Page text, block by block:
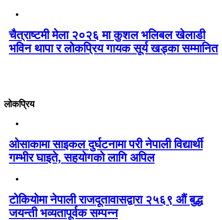
चैत्राष्टमी मेला २०२६ मा कुशल भलिबल खेलाडी
भविन थापा र लोकप्रिय गायक सूर्य खड्का सम्मानित
लोकप्रिय
ओसाकामा साइकल दुर्घटनामा परी नेपाली विद्यार्थी
गम्भीर घाइते, सहयोगको लागि अपिल
टोकियोमा नेपाली राजदूतावासद्वारा २५६९ औं बुद्ध
जयन्ती भव्यतापूर्वक सम्पन्न